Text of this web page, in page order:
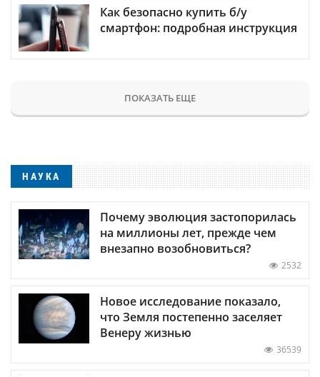
Как безопасно купить б/у
смартфон: подробная инструкция
ПОКАЗАТЬ ЕЩЕ
НАУКА
Почему эволюция застопорилась
на миллионы лет, прежде чем
внезапно возобновиться?
2532
Новое исследование показало,
что Земля постепенно заселяет
Венеру жизнью
36539